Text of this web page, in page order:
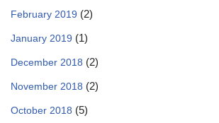
February 2019 (2)
January 2019 (1)
December 2018 (2)
November 2018 (2)
October 2018 (5)